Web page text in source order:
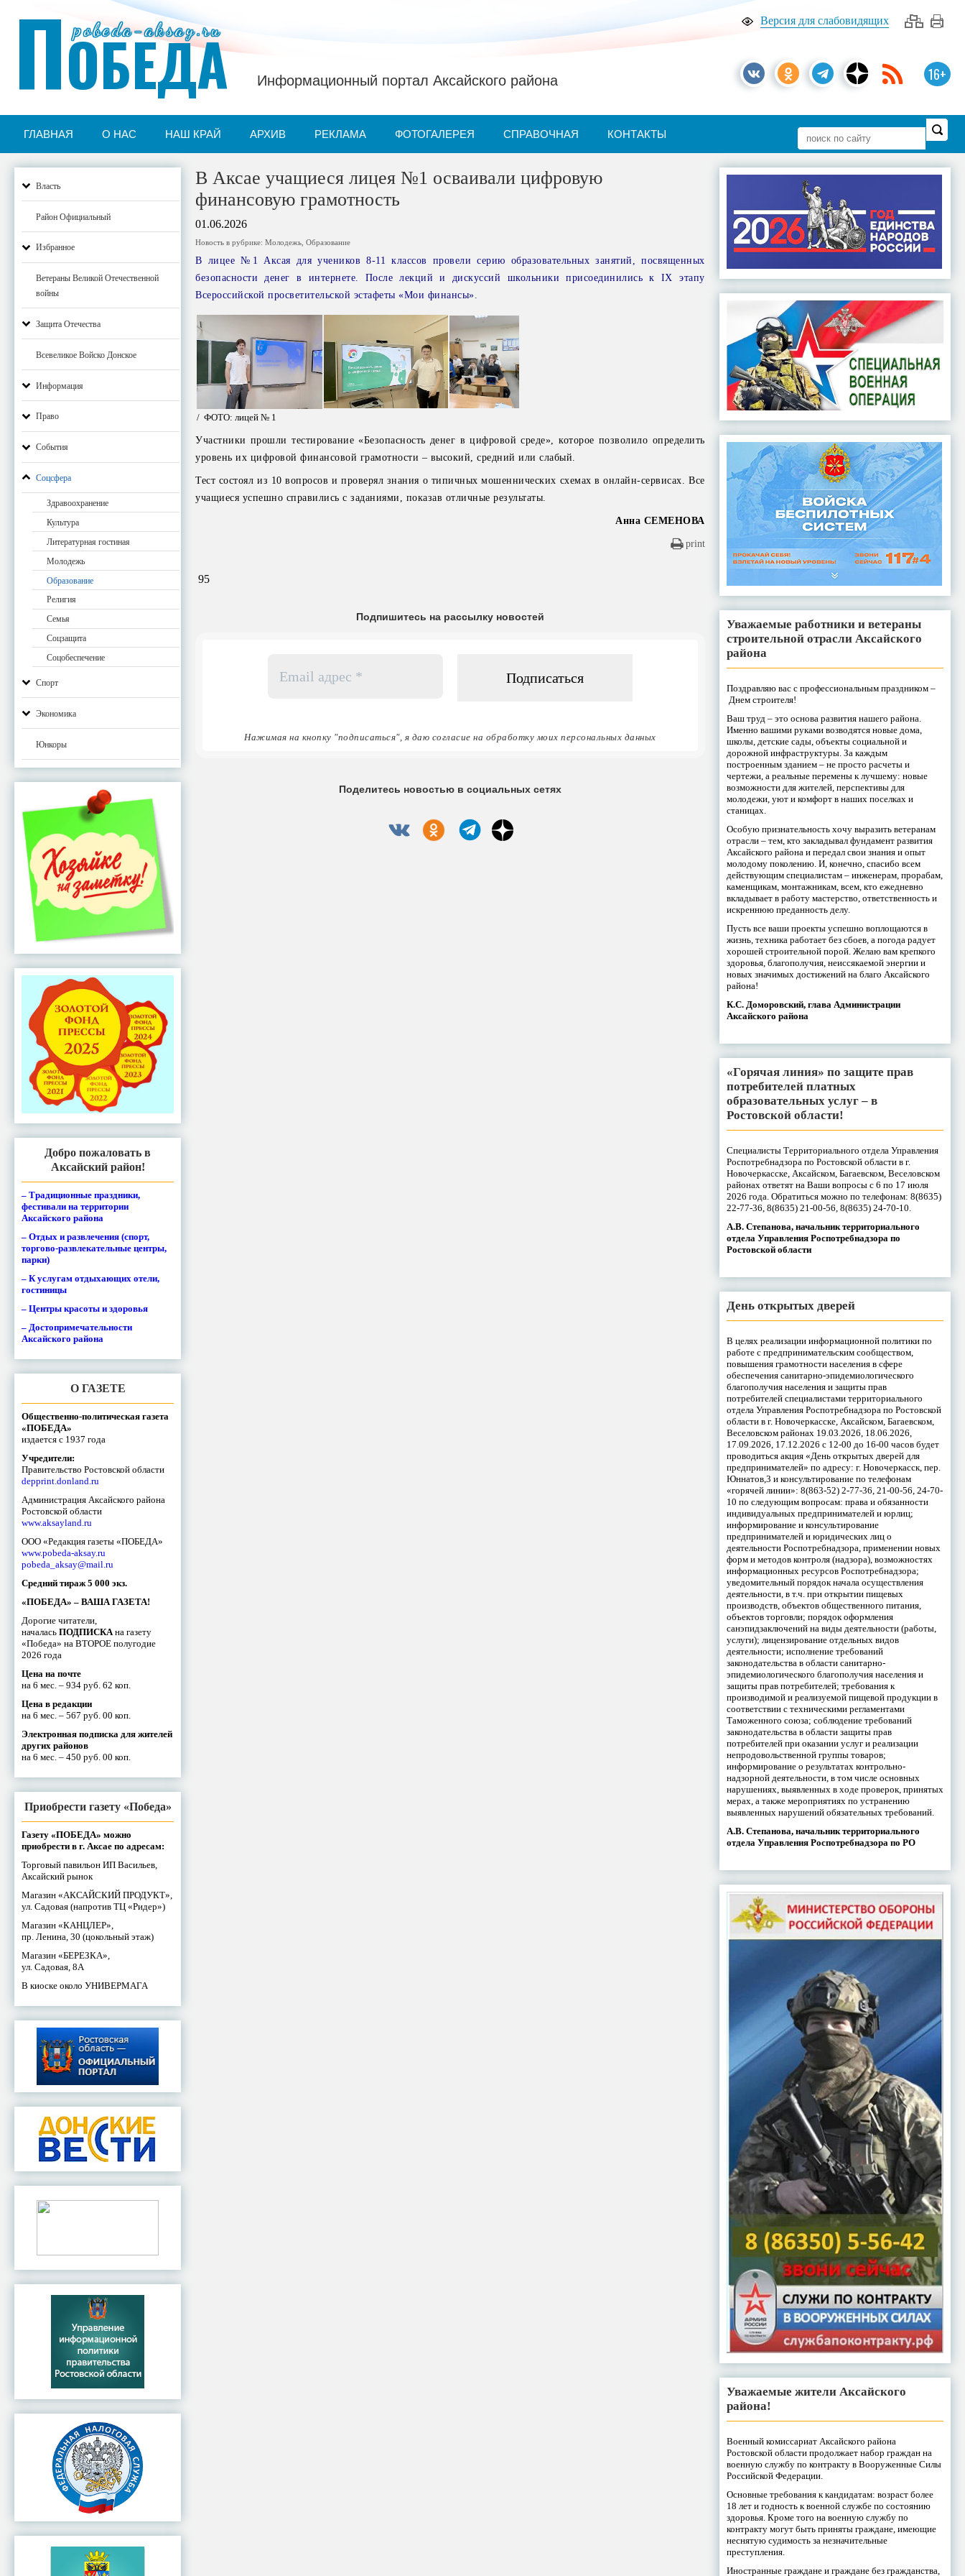
Версия для слабовидящих
16+
pobeda-aksay.ru
ПОБЕДА Информационный портал Аксайского района
ГЛАВНАЯ О НАС НАШ КРАЙ АРХИВ РЕКЛАМА ФОТОГАЛЕРЕЯ СПРАВОЧНАЯ КОНТАКТЫ
Власть
Район Официальный
Избранное
Ветераны Великой Отечественной
войны
Защита Отечества
Всевеликое Войско Донское
Информация
Право
События
Соцсфера
Здравоохранение
Культура
Литературная гостиная
Молодежь
Образование
Религия
Семья
Соцзащита
Соцобеспечение
Спорт
Экономика
Юнкоры
Добро пожаловать в
Аксайский район!
– Традиционные праздники,
фестивали на территории
Аксайского района
– Отдых и развлечения (спорт,
торгово-развлекательные центры,
парки)
– К услугам отдыхающих отели,
гостиницы
– Центры красоты и здоровья
– Достопримечательности
Аксайского района
О ГАЗЕТЕ
Общественно-политическая газета
«ПОБЕДА»
издается с 1937 года
Учредители:
Правительство Ростовской области
depprint.donland.ru
Администрация Аксайского района
Ростовской области
www.aksayland.ru
ООО «Редакция газеты «ПОБЕДА»
www.pobeda-aksay.ru
pobeda_aksay@mail.ru
Средний тираж 5 000 экз.
«ПОБЕДА» – ВАША ГАЗЕТА!
Дорогие читатели,
началась ПОДПИСКА на газету
«Победа» на ВТОРОЕ полугодие
2026 года
Цена на почте
на 6 мес. – 934 руб. 62 коп.
Цена в редакции
на 6 мес. – 567 руб. 00 коп.
Электронная подписка для жителей
других районов
на 6 мес. – 450 руб. 00 коп.
Приобрести газету «Победа»
Газету «ПОБЕДА» можно
приобрести в г. Аксае по адресам:
Торговый павильон ИП Васильев,
Аксайский рынок
Магазин «АКСАЙСКИЙ ПРОДУКТ»,
ул. Садовая (напротив ТЦ «Ридер»)
Магазин «КАНЦЛЕР»,
пр. Ленина, 30 (цокольный этаж)
Магазин «БЕРЕЗКА»,
ул. Садовая, 8А
В киоске около УНИВЕРМАГА
В Аксае учащиеся лицея №1 осваивали цифровую
финансовую грамотность
01.06.2026
Новость в рубрике:Молодежь ,Образование
В лицее №1 Аксая для учеников 8-11 классов провели серию образовательных занятий, посвященных
безопасности денег в интернете. После лекций и дискуссий школьники присоединились к IX этапу
Всероссийской просветительской эстафеты «Мои финансы».
/ ФОТО: лицей № 1
Участники прошли тестирование «Безопасность денег в цифровой среде», которое позволило определить
уровень их цифровой финансовой грамотности – высокий, средний или слабый.
Тест состоял из 10 вопросов и проверял знания о типичных мошеннических схемах в онлайн-сервисах. Все
учащиеся успешно справились с заданиями, показав отличные результаты.
Анна СЕМЕНОВА
print
95
Подпишитесь на рассылку новостей
адрес
Нажимая на кнопку "подписаться", я даю согласие на обработку моих персональных данных
Поделитесь новостью в социальных сетях
Уважаемые работники и ветераны
строительной отрасли Аксайского
района
Поздравляю вас с профессиональным праздником –
Днем строителя!
Ваш труд – это основа развития нашего района.
Именно вашими руками возводятся новые дома,
школы, детские сады, объекты социальной и
дорожной инфраструктуры. За каждым
построенным зданием – не просто расчеты и
чертежи, а реальные перемены к лучшему: новые
возможности для жителей, перспективы для
молодежи, уют и комфорт в наших поселках и
станицах.
Особую признательность хочу выразить ветеранам
отрасли – тем, кто закладывал фундамент развития
Аксайского района и передал свои знания и опыт
молодому поколению. И, конечно, спасибо всем
действующим специалистам – инженерам, прорабам,
каменщикам, монтажникам, всем, кто ежедневно
вкладывает в работу мастерство, ответственность и
искреннюю преданность делу.
Пусть все ваши проекты успешно воплощаются в
жизнь, техника работает без сбоев, а погода радует
хорошей строительной порой. Желаю вам крепкого
здоровья, благополучия, неиссякаемой энергии и
новых значимых достижений на благо Аксайского
района!
К.С. Доморовский, глава Администрации
Аксайского района
«Горячая линия» по защите прав
потребителей платных
образовательных услуг – в
Ростовской области!
Специалисты Территориального отдела Управления
Роспотребнадзора по Ростовской области в г.
Новочеркасске, Аксайском, Багаевском, Веселовском
районах ответят на Ваши вопросы с 6 по 17 июля
2026 года. Обратиться можно по телефонам: 8(8635)
22-77-36, 8(8635) 21-00-56, 8(8635) 24-70-10.
А.В. Степанова, начальник территориального
отдела Управления Роспотребнадзора по
Ростовской области
День открытых дверей
В целях реализации информационной политики по
работе с предпринимательским сообществом,
повышения грамотности населения в сфере
обеспечения санитарно-эпидемиологического
благополучия населения и защиты прав
потребителей специалистами территориального
отдела Управления Роспотребнадзора по Ростовской
области в г. Новочеркасске, Аксайском, Багаевском,
Веселовском районах 19.03.2026, 18.06.2026,
17.09.2026, 17.12.2026 с 12-00 до 16-00 часов будет
проводиться акция «День открытых дверей для
предпринимателей» по адресу: г. Новочеркасск, пер.
Юннатов,3 и консультирование по телефонам
«горячей линии»: 8(863-52) 2-77-36, 21-00-56, 24-70-
10 по следующим вопросам: права и обязанности
индивидуальных предпринимателей и юрлиц;
информирование и консультирование
предпринимателей и юридических лиц о
деятельности Роспотребнадзора, применении новых
форм и методов контроля (надзора), возможностях
информационных ресурсов Роспотребнадзора;
уведомительный порядок начала осуществления
деятельности, в т.ч. при открытии пищевых
производств, объектов общественного питания,
объектов торговли; порядок оформления
санэпидзаключений на виды деятельности (работы,
услуги); лицензирование отдельных видов
деятельности; исполнение требований
законодательства в области санитарно-
эпидемиологического благополучия населения и
защиты прав потребителей; требования к
производимой и реализуемой пищевой продукции в
соответствии с техническими регламентами
Таможенного союза; соблюдение требований
законодательства в области защиты прав
потребителей при оказании услуг и реализации
непродовольственной группы товаров;
информирование о результатах контрольно-
надзорной деятельности, в том числе основных
нарушениях, выявленных в ходе проверок, принятых
мерах, а также мероприятиях по устранению
выявленных нарушений обязательных требований.
А.В. Степанова, начальник территориального
отдела Управления Роспотребнадзора по РО
Уважаемые жители Аксайского
района!
Военный комиссариат Аксайского района
Ростовской области продолжает набор граждан на
военную службу по контракту в Вооруженные Силы
Российской Федерации.
Основные требования к кандидатам: возраст более
18 лет и годность к военной службе по состоянию
здоровья. Кроме того на военную службу по
контракту могут быть приняты граждане, имеющие
неснятую судимость за незначительные
преступления.
Иностранные граждане и граждане без гражданства,